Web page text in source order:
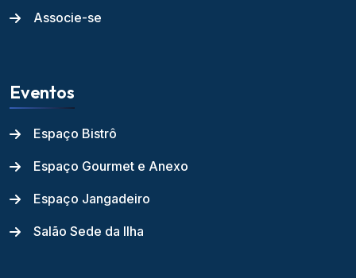
Associe-se
Eventos
Espaço Bistrô
Espaço Gourmet e Anexo
Espaço Jangadeiro
Salão Sede da Ilha